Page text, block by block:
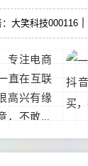
：大笑科技000116
专注电商
直在互联
高兴有缘
，不敢说
人生，至
在做直播